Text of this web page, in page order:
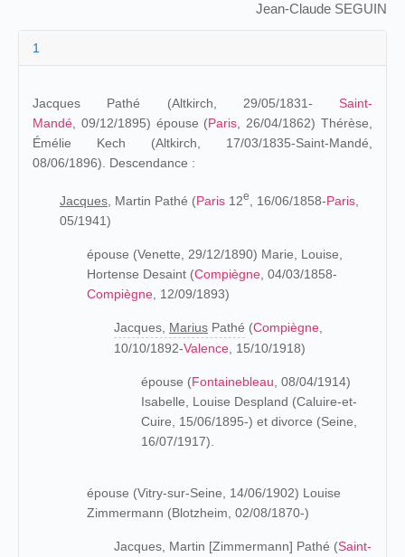
Jean-Claude SEGUIN
1
Jacques Pathé (Altkirch, 29/05/1831- Saint-
Mandé , 09/12/1895) épouse (Paris , 26/04/1862) Thérèse,
Émélie Kech (Altkirch, 17/03/1835-Saint-Mandé,
08/06/1896). Descendance :
Jacques, Martin Pathé (Paris 12e , 16/06/1858-Paris
05/1941)
épouse (Venette, 29/12/1890) Marie, Louise,
Hortense Desaint (Compiègne , 04/03/1858-
Compiègne , 12/09/1893)
Jacques, Marius Pathé (Compiègne
10/10/1892-Valence , 15/10/1918)
épouse (Fontainebleau , 08/04/1914)
Isabelle, Louise Despland (Caluire-et-
Cuire, 15/06/1895-) et divorce (Seine,
16/07/1917).
épouse (Vitry-sur-Seine, 14/06/1902) Louise
Zimmermann (Blotzheim, 02/08/1870-)
Jacques, Martin [Zimmermann] Pathé (Saint-